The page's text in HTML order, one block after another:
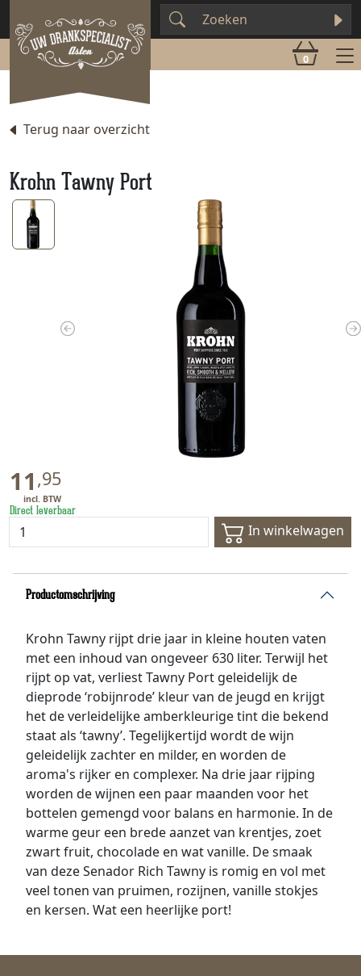
0
Terug naar overzicht
Krohn Tawny Port
Previous
11 ,95
Direct leverbaar
In winkelwagen
Productomschrijving
Krohn Tawny rijpt drie jaar in kleine houten vaten
met een inhoud van ongeveer 630 liter. Terwijl het
rijpt op vat, verliest Tawny Port geleidelijk de
dieprode ‘robijnrode’ kleur van de jeugd en krijgt
het de verleidelijke amberkleurige tint die bekend
staat als ‘tawny’. Tegelijkertijd wordt de wijn
geleidelijk zachter en milder, en worden de
aroma's rijker en complexer. Na drie jaar rijping
worden de wijnen een paar maanden voor het
bottelen gemengd voor balans en harmonie. In de
warme geur een brede aanzet van krentjes, zoet
zwart fruit, chocolade en wat vanille. De smaak
van deze Senador Rich Tawny is romig en vol met
veel tonen van pruimen, rozijnen, vanille stokjes
en kersen. Wat een heerlijke port!